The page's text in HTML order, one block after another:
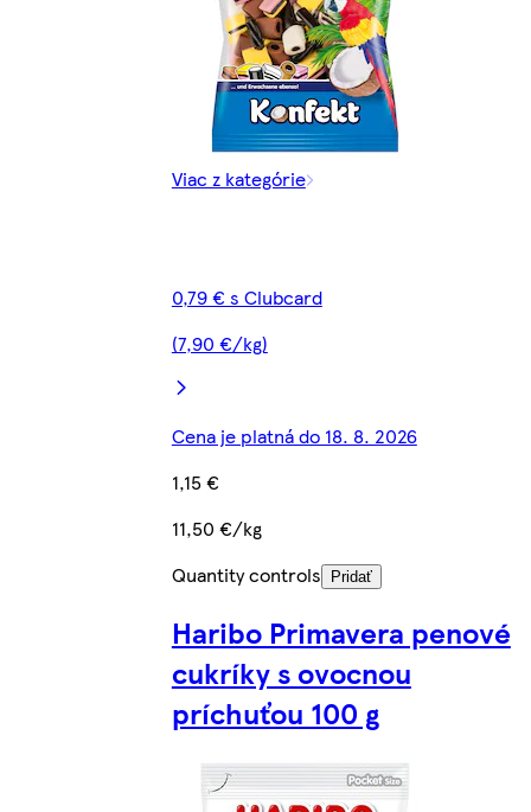
Viac z kategórie
0,79 € s Clubcard
(7,90 €/kg)
Cena je platná do 18. 8. 2026
1,15 €
11,50 €/kg
Quantity controls
Pridať
Haribo Primavera penové
cukríky s ovocnou
príchuťou 100 g